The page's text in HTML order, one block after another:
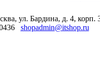
ул. Бардина, д. 4, корп.
shopadmin@itshop.ru